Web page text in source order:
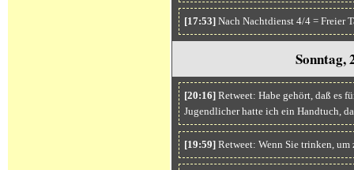
[17:53]Nach Nachtdienst 4/4 = Freier
Sonntag,
[20:16]Retweet: Habe gehört, daß es
Jugendlicher hatte ich ein Handtuch,
[19:59]Retweet: Wenn Sie trinken, um